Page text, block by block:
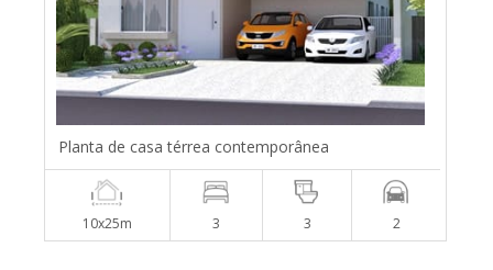
Planta de casa térrea contemporânea
10x25m 3 3 2